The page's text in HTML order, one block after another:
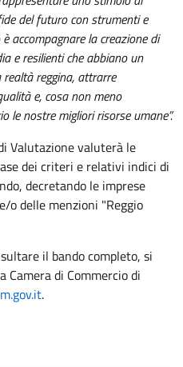
del futuro con strumenti e
accompagnare la creazione di
e resilienti che abbiano un
reggina, attrarre
e, cosa non meno
le nostre migliori risorse umane”.
Valutazione valuterà le
dei criteri e relativi indici di
decretando le imprese
o delle menzioni "Reggio
il bando completo, si
di Commercio di
.